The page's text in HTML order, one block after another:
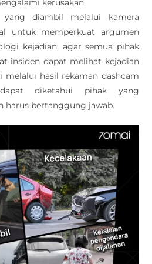
kerusakan.
diambil melalui kamera
untuk memperkuat argumen
kejadian, agar semua pihak
insiden dapat melihat kejadian
melalui hasil rekaman dashcam
diketahui pihak yang
harus bertanggung jawab.